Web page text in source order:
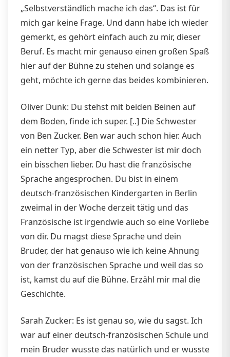
„Selbstverständlich mache ich das“. Das ist für
mich gar keine Frage. Und dann habe ich wieder
gemerkt, es gehört einfach auch zu mir, dieser
Beruf. Es macht mir genauso einen großen Spaß
hier auf der Bühne zu stehen und solange es
geht, möchte ich gerne das beides kombinieren.
Oliver Dunk: Du stehst mit beiden Beinen auf
dem Boden, finde ich super. [..] Die Schwester
von Ben Zucker. Ben war auch schon hier. Auch
ein netter Typ, aber die Schwester ist mir doch
ein bisschen lieber. Du hast die französische
Sprache angesprochen. Du bist in einem
deutsch-französischen Kindergarten in Berlin
zweimal in der Woche derzeit tätig und das
Französische ist irgendwie auch so eine Vorliebe
von dir. Du magst diese Sprache und dein
Bruder, der hat genauso wie ich keine Ahnung
von der französischen Sprache und weil das so
ist, kamst du auf die Bühne. Erzähl mir mal die
Geschichte.
Sarah Zucker: Es ist genau so, wie du sagst. Ich
war auf einer deutsch-französischen Schule und
mein Bruder wusste das natürlich und er wusste